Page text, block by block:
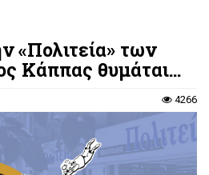
«Πολιτεία» των
Κάππας θυμάται...
4266